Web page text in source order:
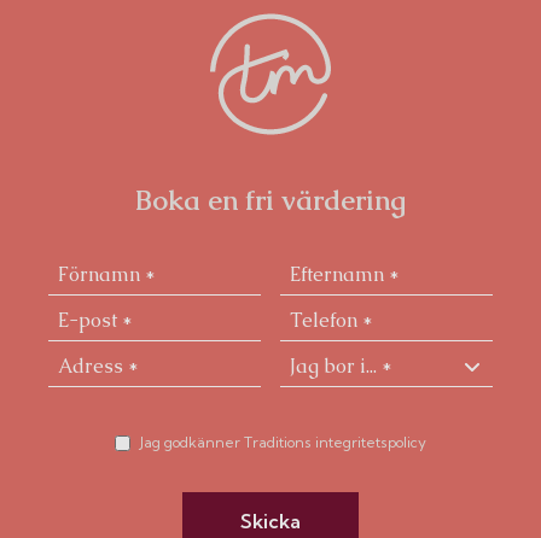
Boka en fri värdering
Jag godkänner Traditions integritetspolicy
Skicka